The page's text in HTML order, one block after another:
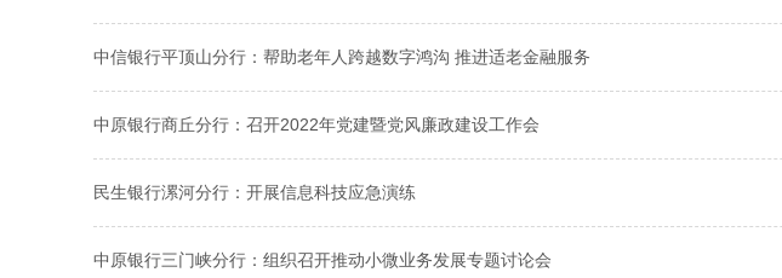
中信银行平顶山分行：帮助老年人跨越数字鸿沟 推进适老金融服务
中原银行商丘分行：召开2022年党建暨党风廉政建设工作会
民生银行漯河分行：开展信息科技应急演练
中原银行三门峡分行：组织召开推动小微业务发展专题讨论会